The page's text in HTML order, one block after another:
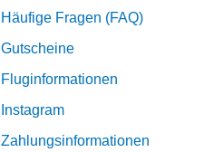
Häufige Fragen (FAQ)
Gutscheine
Fluginformationen
Instagram
Zahlungsinformationen